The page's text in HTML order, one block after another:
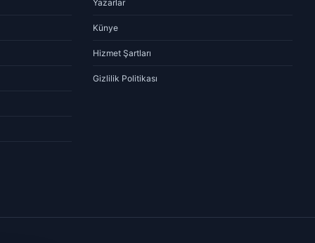
Yazarlar
Künye
Hizmet Şartları
Gizlilik Politikası